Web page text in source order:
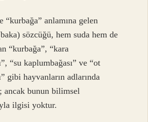
“kurbağa” anlamına gelen
sözcüğü, hem suda hem de
“kurbağa”, “kara
“su kaplumbağası” ve “ot
gibi hayvanların adlarında
ancak bunun bilimsel
ilgisi yoktur.